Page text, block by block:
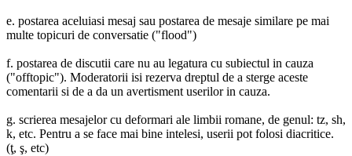
e. postarea aceluiasi mesaj sau postarea de mesaje similare pe mai
multe topicuri de conversatie ("flood")
f. postarea de discutii care nu au legatura cu subiectul in cauza
("offtopic"). Moderatorii isi rezerva dreptul de a sterge aceste
comentarii si de a da un avertisment userilor in cauza.
g. scrierea mesajelor cu deformari ale limbii romane, de genul: tz, sh,
k, etc. Pentru a se face mai bine intelesi, userii pot folosi diacritice.
(ţ, ş, etc)